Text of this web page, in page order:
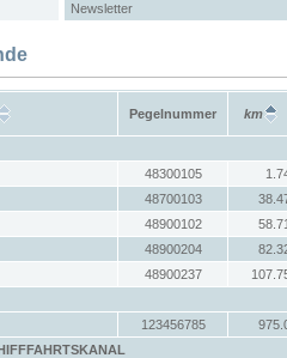
Newsletter
Pegelnummer km
48300105
48700103
48900102 58.71
48900204
48900237
123456785